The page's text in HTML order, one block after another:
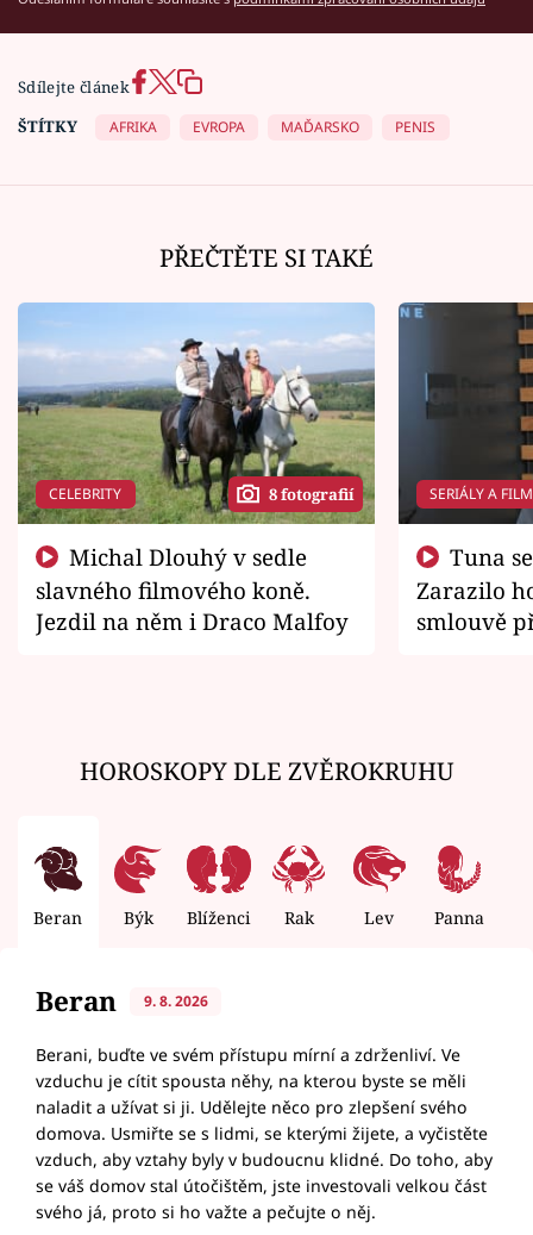
Sdílejte článek
ŠTÍTKY
AFRIKA EVROPA MAĎARSKO PENIS
PŘEČTĚTE SI TAKÉ
CELEBRITY 8 fotografií
slavného filmového koně.
Jezdil na něm i Draco Malfoy
SERIÁLY A
Zarazilo
smlouvě
HOROSKOPY DLE ZVĚROKRUHU
Beran Býk Blíženci Rak Lev Panna
Beran 9. 8. 2026
Berani, buďte ve svém přístupu mírní a zdrženliví. Ve
vzduchu je cítit spousta něhy, na kterou byste se měli
naladit a užívat si ji. Udělejte něco pro zlepšení svého
domova. Usmiřte se s lidmi, se kterými žijete, a vyčistěte
vzduch, aby vztahy byly v budoucnu klidné. Do toho, aby
se váš domov stal útočištěm, jste investovali velkou část
svého já, proto si ho važte a pečujte o něj.